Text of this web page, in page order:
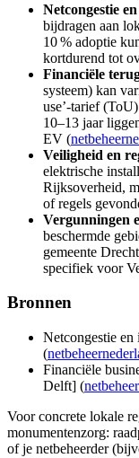
Netcongestie
bijdragen aan
10 % adoptie
kortdurend tot
Financiële
systeem) kan
use’-tarief
10–13 jaar
EV (
Veiligheid en
elektrische
Rijksoverheid,
of regels
Vergunningen
beschermde
gemeente
specifiek voor
Bronnen
Netcongestie
(
Financiële
Delft] (
Voor concrete lokale
monumentenzorg:
of je netbeheerder